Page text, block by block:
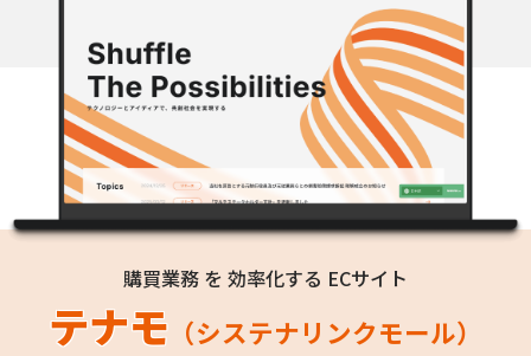
購買業務 を 効率化する ECサイト
テナモ （システナリンクモール）